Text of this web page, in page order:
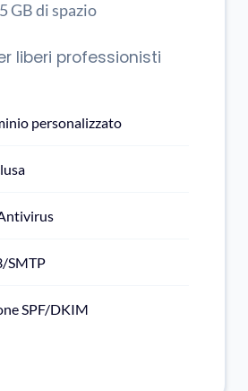
5 GB di spazio
liberi professionisti
personalizzato
SMTP
SPF/DKIM